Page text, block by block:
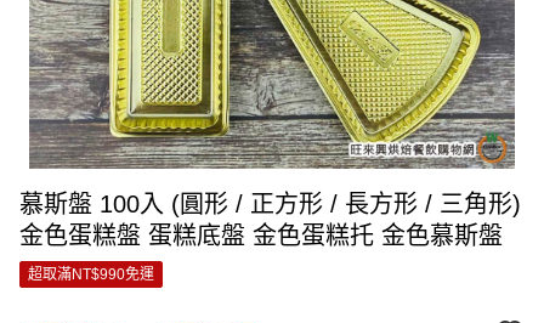
慕斯盤 100入 (圓形 / 正方形 / 長方形 / 三角形)
金色蛋糕盤 蛋糕底盤 金色蛋糕托 金色慕斯盤
超取滿NT$990免運